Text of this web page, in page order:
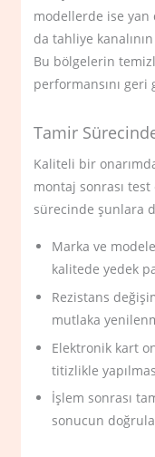
modellerde ise
da tahliye
Bu bölgelerin
performansını geri
Tamir
Kaliteli bir
montaj sonrası
sürecinde şunlara
Marka ve
kalitede yedek
Rezistans
mutlaka
Elektronik kart
titizlikle
İşlem sonrası
sonucun